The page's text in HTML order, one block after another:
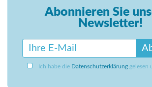
Abonnieren Sie
Newsletter!
Ich habe die Datenschutzerklärung gelesen